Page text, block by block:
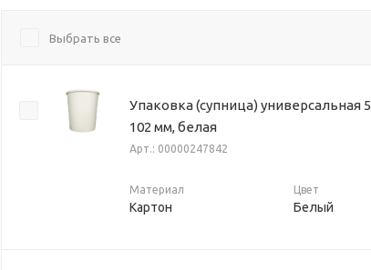
Выбрать все
Упаковка (супница) универсальная
102 мм, белая
Арт.: 00000247842
Материал
Картон
Цвет
Белый